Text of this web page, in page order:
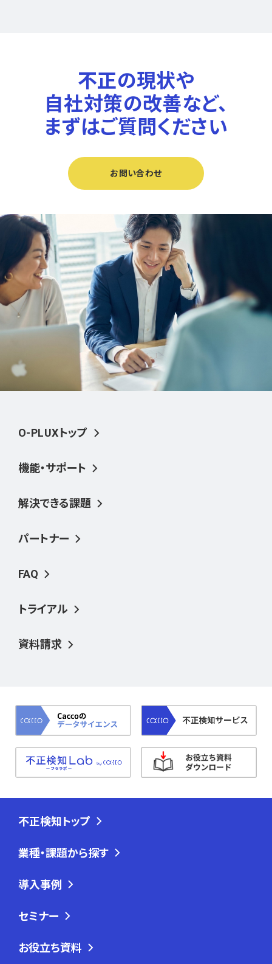
不正の現状や
自社対策の改善など、
まずはご質問ください
お問い合わせ
O-PLUXトップ
機能・サポート
解決できる課題
パートナー
FAQ
トライアル
資料請求
不正検知トップ
業種・課題から探す
導入事例
セミナー
お役立ち資料